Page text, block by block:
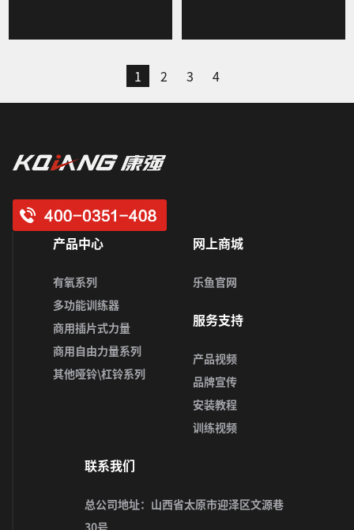
1 2 3 4
产品中心
有氧系列
多功能训练器
商用插片式力量
商用自由力量系列
其他哑铃\杠铃系列
网上商城
乐鱼官网
服务支持
产品视频
品牌宣传
安装教程
训练视频
联系我们
总公司地址：山西省太原市迎泽区文源巷